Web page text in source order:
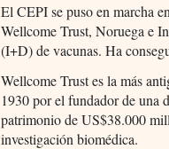
El CEPI se puso en marcha
Wellcome Trust, Noruega e
(I+D) de vacunas. Ha
Wellcome Trust es la más
1930 por el fundador de una
patrimonio de US$38.000
investigación biomédica.